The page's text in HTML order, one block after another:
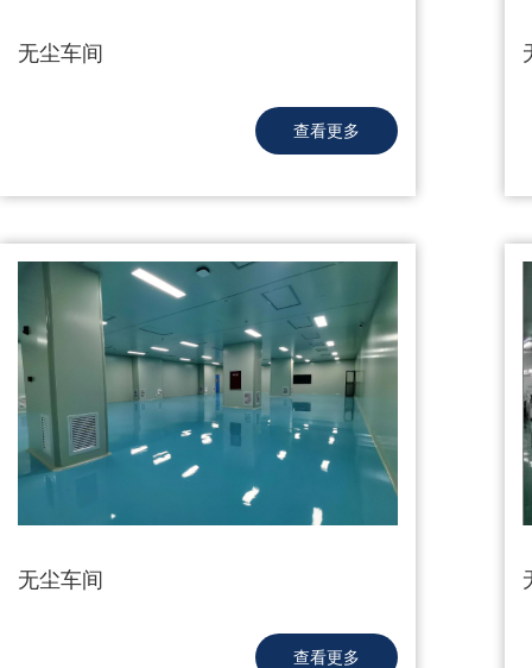
无尘车间
查看更多
无尘车间
查看更多